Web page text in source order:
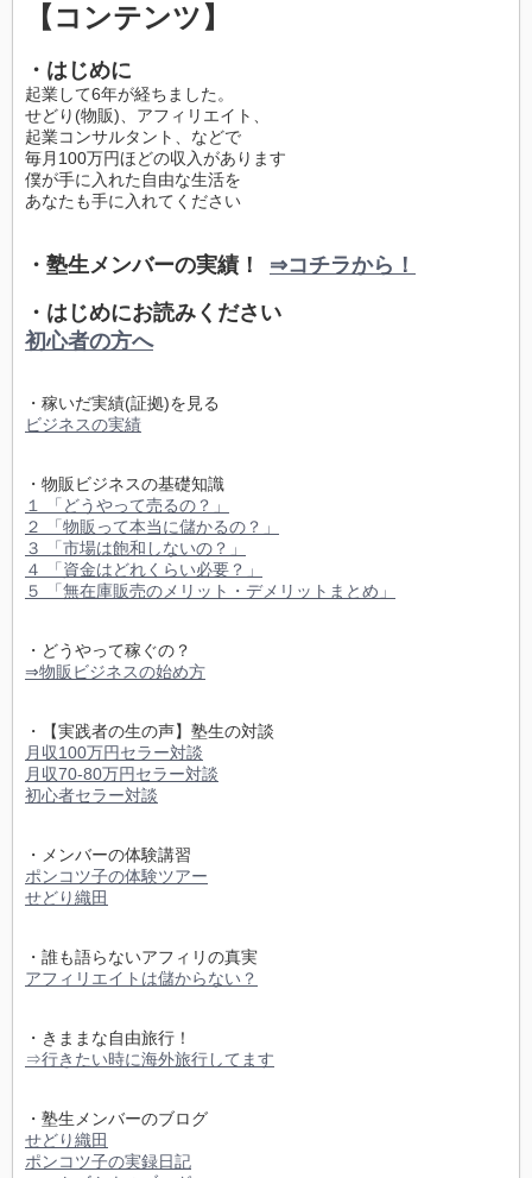
【コンテンツ】
・はじめに
起業して6年が経ちました。
せどり(物販)、アフィリエイト、
起業コンサルタント、などで
毎月100万円ほどの収入があります
僕が手に入れた自由な生活を
あなたも手に入れてください
・塾生メンバーの実績！
⇒コチラから！
・はじめにお読みください
初心者の方へ
・稼いだ実績(証拠)を見る
ビジネスの実績
・物販ビジネスの基礎知識
１ 「どうやって売るの？」
２ 「物販って本当に儲かるの？」
３ 「市場は飽和しないの？」
４ 「資金はどれくらい必要？」
５ 「無在庫販売のメリット・デメリットまとめ」
・どうやって稼ぐの？
⇒物販ビジネスの始め方
・【実践者の生の声】塾生の対談
月収100万円セラー対談
月収70-80万円セラー対談
初心者セラー対談
・メンバーの体験講習
ポンコツ子の体験ツアー
せどり織田
・誰も語らないアフィリの真実
アフィリエイトは儲からない？
・きままな自由旅行！
⇒行きたい時に海外旅行してます
・塾生メンバーのブログ
せどり織田
ポンコツ子の実録日記